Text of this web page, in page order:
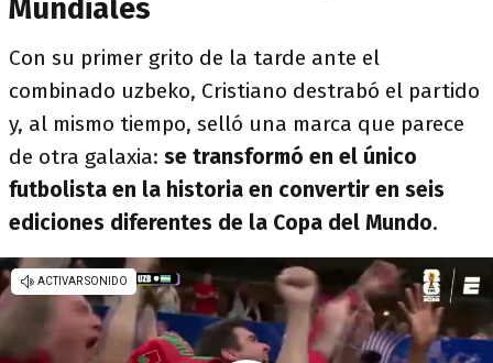
Mundiales
Con su primer grito de la tarde ante el
combinado uzbeko, Cristiano destrabó el partido
y, al mismo tiempo, selló una marca que parece
de otra galaxia: se transformó en el único
futbolista en la historia en convertir en seis
ediciones diferentes de la Copa del Mundo.